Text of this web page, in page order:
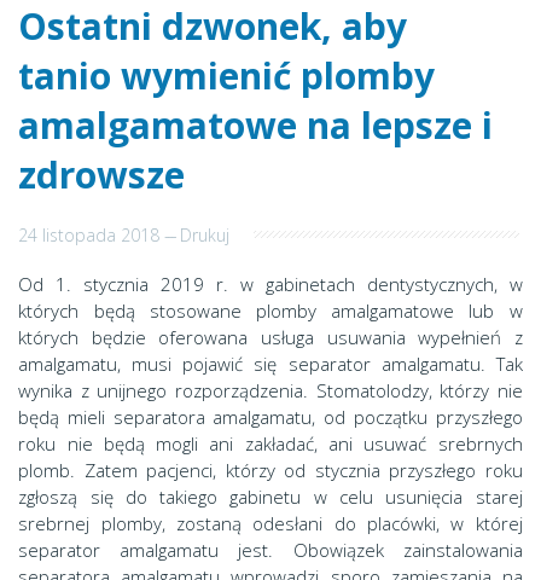
Ostatni dzwonek, aby
tanio wymienić plomby
amalgamatowe na lepsze i
zdrowsze
24 listopada 2018--- Drukuj
Od 1. stycznia 2019 r. w gabinetach dentystycznych, w
których będą stosowane plomby amalgamatowe lub w
których będzie oferowana usługa usuwania wypełnień z
amalgamatu, musi pojawić się separator amalgamatu. Tak
wynika z unijnego rozporządzenia. Stomatolodzy, którzy nie
będą mieli separatora amalgamatu, od początku przyszłego
roku nie będą mogli ani zakładać, ani usuwać srebrnych
plomb. Zatem pacjenci, którzy od stycznia przyszłego roku
zgłoszą się do takiego gabinetu w celu usunięcia starej
srebrnej plomby, zostaną odesłani do placówki, w której
separator amalgamatu jest. Obowiązek zainstalowania